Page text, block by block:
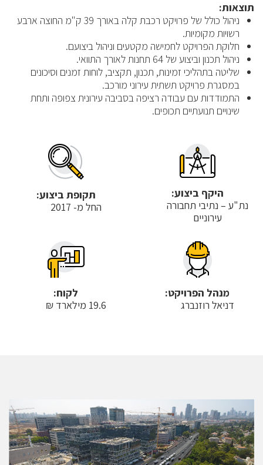
תוצאות:
ניהול כולל של פרויקט רכבת קלה באורך 39 ק"מ החוצה ארבע
רשויות מקומיות.
חלוקת הפרויקט לחמישה מקטעים וניהול ביצועם.
ניהול תכנון וביצוע של 64 תחנות לאורך התוואי.
שליטה בתהליכי זמינות, תכנון, תקציב, לוחות זמנים וסיכונים
במסגרת פרויקט תשתית עירוני מורכב.
התמודדות עם עבודה רציפה בסביבה עירונית צפופה ותחת
שינויים תנועתיים תכופים.
היקף ביצוע:
נת"ע – נתיבי תחבורה
עירוניים
תקופת ביצוע:
החל מ- 2017
מנהל הפרויקט:
דניאל רוזנברג
לקוח:
19.6 מילארד ₪